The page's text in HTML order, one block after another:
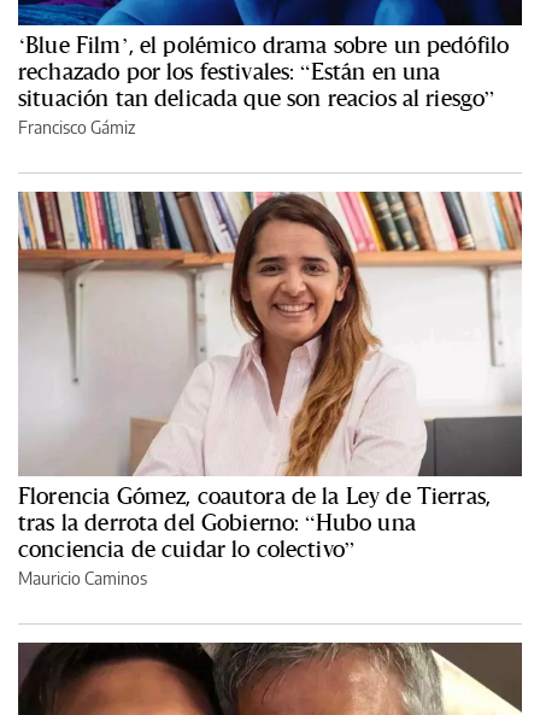
‘Blue Film’, el polémico drama sobre un pedófilo
rechazado por los festivales: “Están en una
situación tan delicada que son reacios al riesgo”
Francisco Gámiz
Florencia Gómez, coautora de la Ley de Tierras,
tras la derrota del Gobierno: “Hubo una
conciencia de cuidar lo colectivo”
Mauricio Caminos